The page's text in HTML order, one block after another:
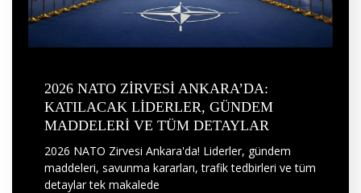
2026 NATO ZİRVESİ ANKARA’DA:
KATILACAK LİDERLER, GÜNDEM
MADDELERİ VE TÜM DETAYLAR
2026 NATO Zirvesi Ankara'da! Liderler, gündem
maddeleri, savunma kararları, trafik tedbirleri ve tüm
detaylar tek makalede